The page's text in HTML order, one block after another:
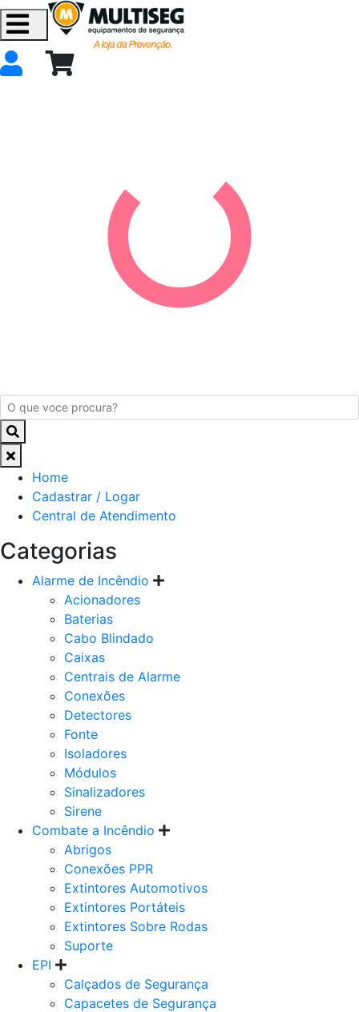
Home
Cadastrar / Logar
Central de Atendimento
Categorias
Alarme de Incêndio
Acionadores
Baterias
Cabo Blindado
Caixas
Centrais de Alarme
Conexões
Detectores
Fonte
Isoladores
Módulos
Sinalizadores
Sirene
Combate a Incêndio
Abrigos
Conexões PPR
Extintores Automotivos
Extintores Portáteis
Extintores Sobre Rodas
Suporte
EPI
Calçados de Segurança
Capacetes de Segurança